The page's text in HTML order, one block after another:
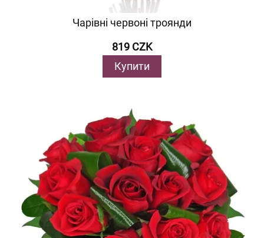
Чарівні червоні троянди
819 CZK
Купити